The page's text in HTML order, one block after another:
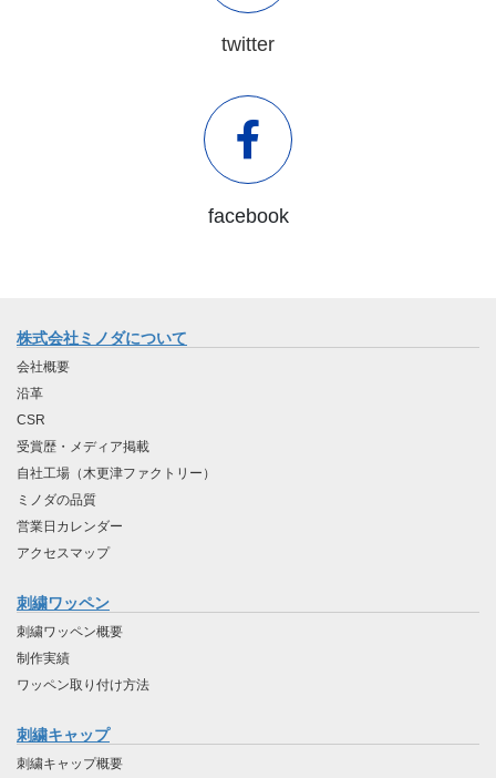
twitter
facebook
株式会社ミノダについて
会社概要
沿革
CSR
受賞歴・メディア掲載
自社工場（木更津ファクトリー）
ミノダの品質
営業日カレンダー
アクセスマップ
刺繍ワッペン
刺繍ワッペン概要
制作実績
ワッペン取り付け方法
刺繍キャップ
刺繍キャップ概要